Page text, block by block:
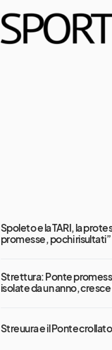
Spoleto e la TARI, la
promesse, pochi risultati”
Strettura: Ponte
isolate da un anno,
Streuura e il Ponte